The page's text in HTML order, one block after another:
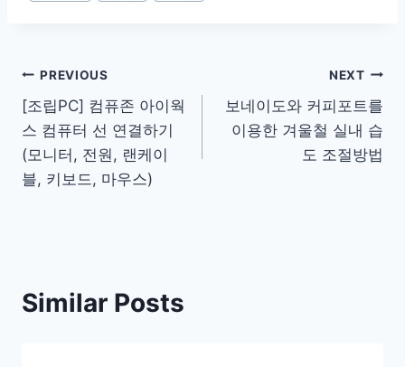
Post
navigation
PREVIOUS
[조립PC] 컴퓨존 아이웍
스 컴퓨터 선 연결하기
(모니터, 전원, 랜케이
블, 키보드, 마우스)
NEXT
보네이도와 커피포트를
이용한 겨울철 실내 습
도 조절방법
Similar Posts